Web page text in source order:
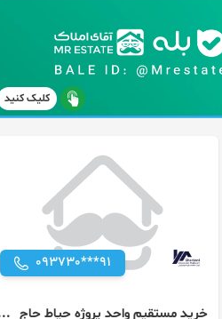
کلیک کنید
093730***91
خرید مستقیم واحد پروژه حیاط حاج